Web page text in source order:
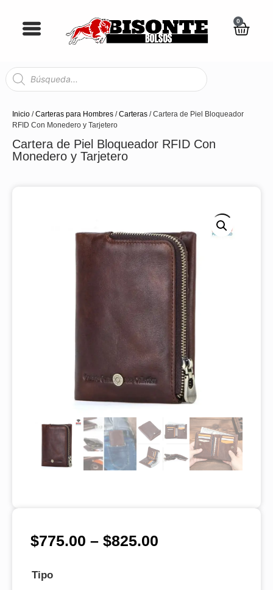
0
Inicio /Carteras para Hombres /Carteras / Cartera de Piel Bloqueador
RFID Con Monedero y Tarjetero
Cartera de Piel Bloqueador RFID Con
Monedero y Tarjetero
$775.00 – $825.00
Tipo